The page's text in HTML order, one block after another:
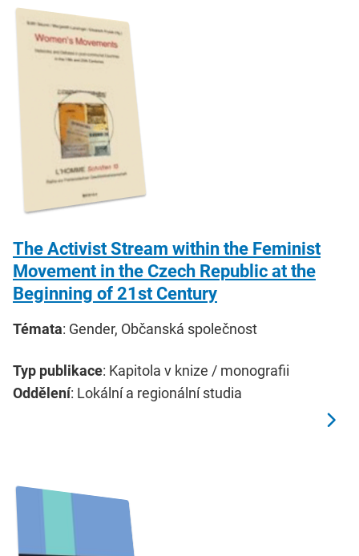
The Activist Stream within the Feminist
Movement in the Czech Republic at the
Beginning of 21st Century
Témata: Gender, Občanská společnost
Typ publikace: Kapitola v knize / monografii
Oddělení: Lokální a regionální studia